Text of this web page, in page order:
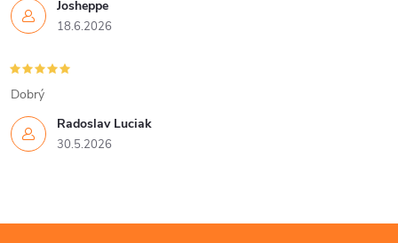
Josheppe
18.6.2026
Radoslav Luciak
30.5.2026
Dobrý